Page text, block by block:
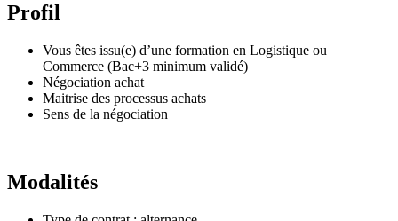
Profil
Vous êtes issu(e) d’une formation en Logistique ou
Commerce (Bac+3 minimum validé)
Négociation achat
Maitrise des processus achats
Sens de la négociation
Modalités